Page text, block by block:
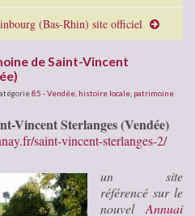
(Bas-Rhin) site officiel
de Saint-Vincent
85 - Vendée histoire locale patrimoine
Vincent Sterlanges (Vendée)
saint-vincent-sterlanges-2/
un site
référencé sur le
nouvel Annuai